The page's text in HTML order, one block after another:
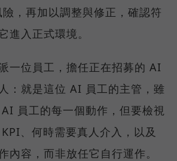
，再加以調整與修正，確認符
進入正式環境。
一位員工，擔任正在招募的 AI
：就是這位 AI 員工的主管，雖
員工的每一個動作，但要檢視
、何時需要真人介入，以及
內容，而非放任它自行運作。